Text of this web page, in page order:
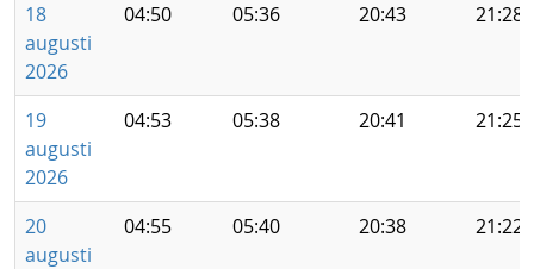
18
augusti
2026
04:50 05:36 20:43 21:28
19
augusti
2026
04:53 05:38 20:41 21:25
20
augusti
04:55 05:40 20:38 21:22